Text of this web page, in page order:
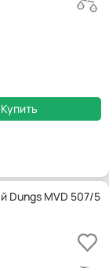
Купить
Dungs MVD 507/5